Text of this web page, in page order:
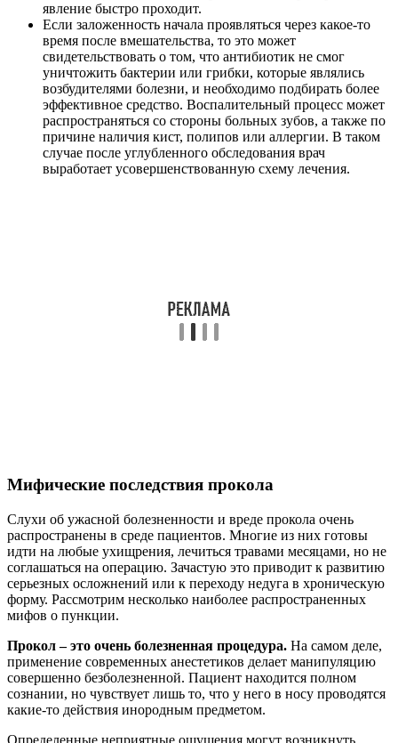
явление быстро проходит.
Если заложенность начала проявляться через какое-то
время после вмешательства, то это может
свидетельствовать о том, что антибиотик не смог
уничтожить бактерии или грибки, которые являлись
возбудителями болезни, и необходимо подбирать более
эффективное средство. Воспалительный процесс может
распространяться со стороны больных зубов, а также по
причине наличия кист, полипов или аллергии. В таком
случае после углубленного обследования врач
выработает усовершенствованную схему лечения.
Мифические последствия прокола
Слухи об ужасной болезненности и вреде прокола очень
распространены в среде пациентов. Многие из них готовы
идти на любые ухищрения, лечиться травами месяцами, но не
соглашаться на операцию. Зачастую это приводит к развитию
серьезных осложнений или к переходу недуга в хроническую
форму. Рассмотрим несколько наиболее распространенных
мифов о пункции.
Прокол – это очень болезненная процедура. На самом деле,
применение современных анестетиков делает манипуляцию
совершенно безболезненной. Пациент находится полном
сознании, но чувствует лишь то, что у него в носу проводятся
какие-то действия инородным предметом.
Определенные неприятные ощущения могут возникнуть